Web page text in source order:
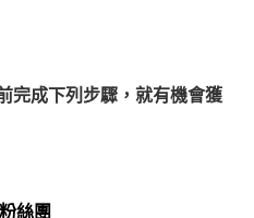
完成下列步驟，就有機會獲
粉絲團